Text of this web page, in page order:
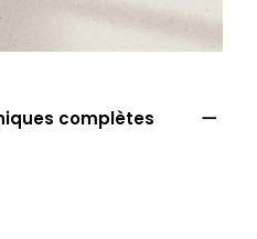
complètes 